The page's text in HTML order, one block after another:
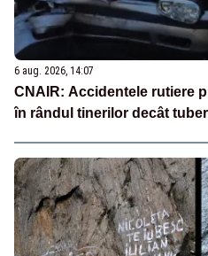
6 aug. 2026, 14:07
CNAIR: Accidentele rutiere
în rândul tinerilor decât